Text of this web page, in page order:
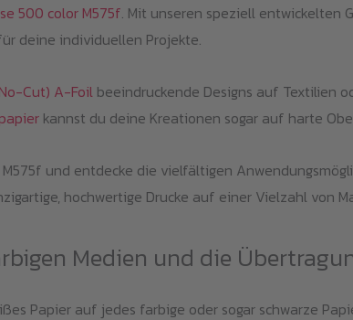
500 color M575f. Mit unseren speziell entwickelten
deine individuellen Projekte.
Cut) A-Foil beeindruckende Designs auf Textilien
kannst du deine Kreationen sogar auf harte
und entdecke die vielfältigen
hochwertige Drucke auf einer Vielzahl von
Medien und die
Papier auf jedes farbige oder sogar schwarze